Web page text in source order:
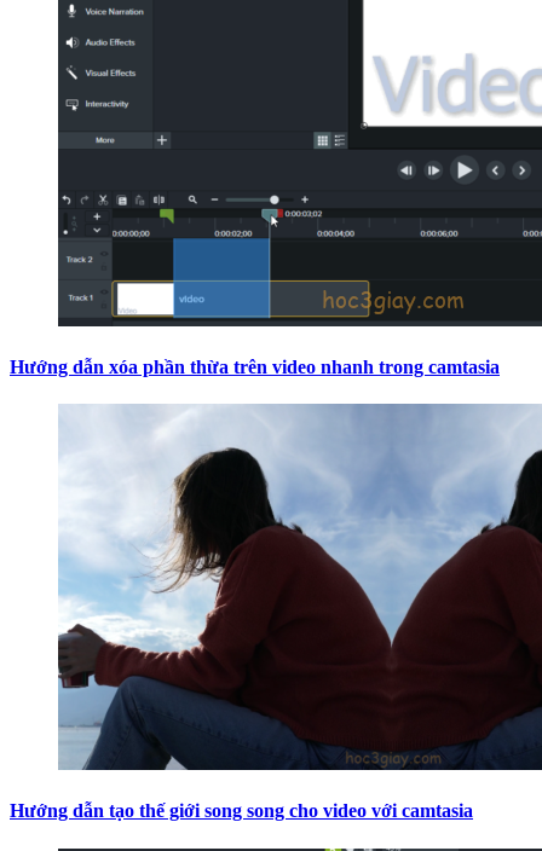
Hướng dẫn xóa phần thừa trên video nhanh trong camtasia
Hướng dẫn tạo thế giới song song cho video với camtasia